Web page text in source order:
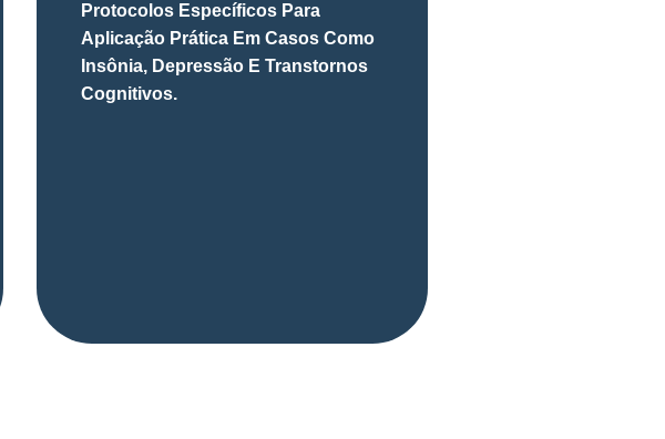
Protocolos Específicos Para
Aplicação Prática Em Casos Como
Insônia, Depressão E Transtornos
Cognitivos.